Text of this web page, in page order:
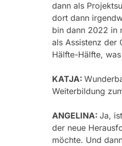
dann als
dort dann
bin dann 2022 in
als Assistenz der
Hälfte-Hälfte,
KATJA:
Weiterbildung
ANGELINA: Ja,
der neue
möchte. Und